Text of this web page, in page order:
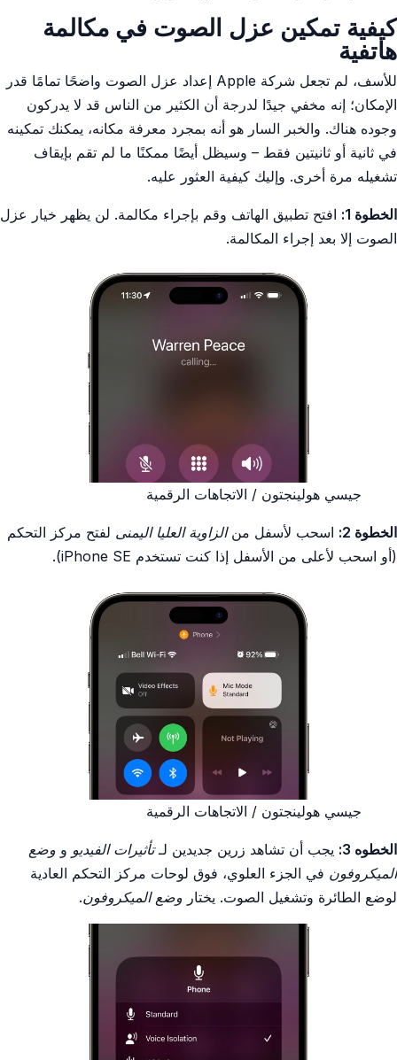
كيفية تمكين عزل الصوت في مكالمة
هاتفية
للأسف، لم تجعل شركة Apple إعداد عزل الصوت واضحًا تمامًا قدر
الإمكان؛ إنه مخفي جيدًا لدرجة أن الكثير من الناس قد لا يدركون
وجوده هناك. والخبر السار هو أنه بمجرد معرفة مكانه، يمكنك تمكينه
في ثانية أو ثانيتين فقط – وسيظل أيضًا ممكنًا ما لم تقم بإيقاف
تشغيله مرة أخرى. وإليك كيفية العثور عليه.
الخطوة 1:
افتح تطبيق الهاتف وقم بإجراء مكالمة. لن يظهر خيار عزل
الصوت إلا بعد إجراء المكالمة.
جيسي هولينجتون / الاتجاهات الرقمية
الخطوة 2: اسحب لأسفل منالزاوية العليا اليمنى لفتح مركز التحكم
(أو اسحب لأعلى من الأسفل إذا كنت تستخدم iPhone SE).
جيسي هولينجتون / الاتجاهات الرقمية
الخطوه 3: يجب أن تشاهد زرين جديدين لـتأثيرات الفيديو و وضع
الميكروفون في الجزء العلوي، فوق لوحات مركز التحكم العادية
لوضع الطائرة وتشغيل الصوت. يختار وضع الميكروفون.